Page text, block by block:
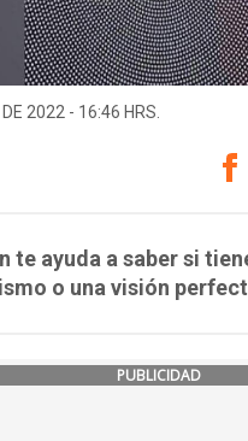
2022 - 16:46 HRS.
te ayuda a saber si
o una visión
PUBLICIDAD